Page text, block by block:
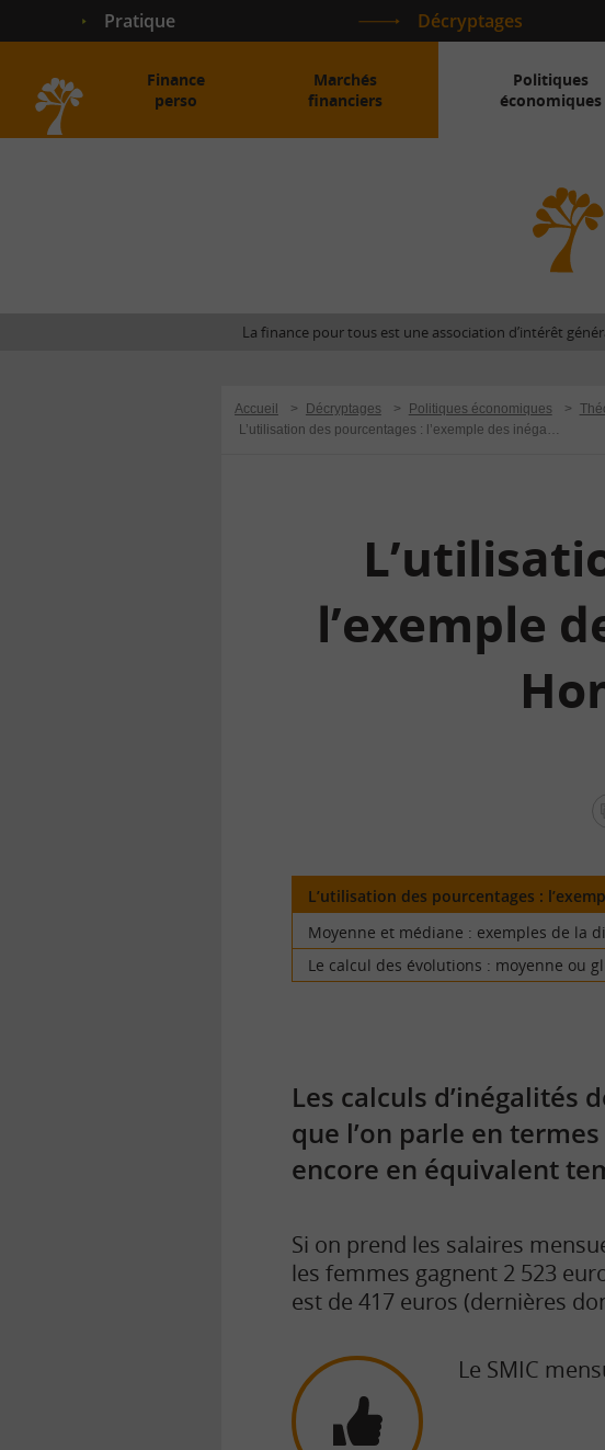
Pratique Décryptages
Finance
perso
Marchés
financiers
Politiques
économiques
La finance pour tous est une association d’intérêt
Accueil > Décryptages > Politiques économiques >
L’utilisation des pourcentages : l’exemple des inégalités de salaires Hommes/Femmes
l’exemple
L’utilisation des pourcentages :
Moyenne et médiane : exemples de la
Le calcul des évolutions : moyenne ou
Les calculs d’inégalités
que l’on parle en
encore en équivalent
Si on prend les salaires
les femmes gagnent 2 523
est de 417 euros (dernières
Le SMIC